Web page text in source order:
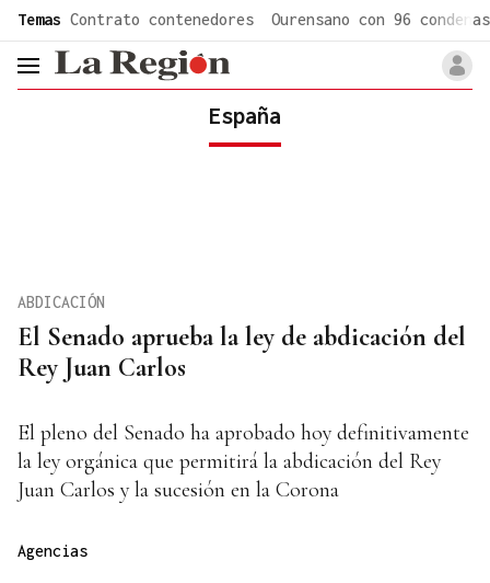
Temas Contrato contenedores Ourensano con 96 condenas
header.menu.open
España
El Senado aprueba la ley de abdicación del
Rey Juan Carlos
ABDICACIÓN
El pleno del Senado ha aprobado hoy definitivamente
la ley orgánica que permitirá la abdicación del Rey
Juan Carlos y la sucesión en la Corona
Agencias